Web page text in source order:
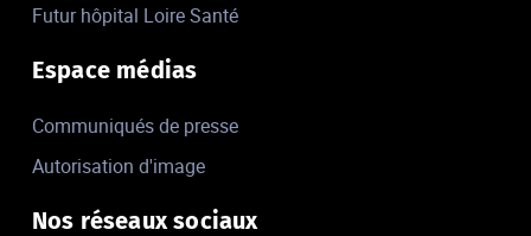
Futur hôpital Loire Santé
Espace médias
Communiqués de presse
Autorisation d'image
Nos réseaux sociaux